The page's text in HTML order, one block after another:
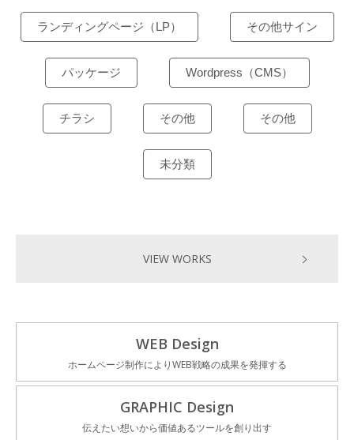
ランディングページ（LP） その他サイン
パッケージ Wordpress（CMS）
チラシ その他 その他
未分類
VIEW WORKS
WEB Design
ホームページ制作によりWEB戦略の成果を発揮する
GRAPHIC Design
伝えたい想いから価値あるツールを創り出す